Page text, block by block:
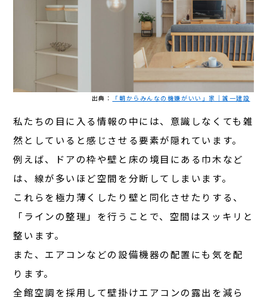
出典： 「朝からみんなの機嫌がいい」家｜誠一建設
私たちの目に入る情報の中には、意識しなくても雑
然としていると感じさせる要素が隠れています。
例えば、ドアの枠や壁と床の境目にある巾木など
は、線が多いほど空間を分断してしまいます。
これらを極力薄くしたり壁と同化させたりする、
「ラインの整理」を行うことで、空間はスッキリと
整います。
また、エアコンなどの設備機器の配置にも気を配
ります。
全館空調を採用して壁掛けエアコンの露出を減ら